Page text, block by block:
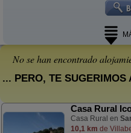
No se han encontrado
... PERO, TE
Casa Rural
Casa Rural en
10,1 km de